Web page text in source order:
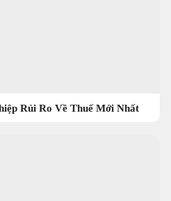
Rủi Ro Về Thuế Mới Nhất